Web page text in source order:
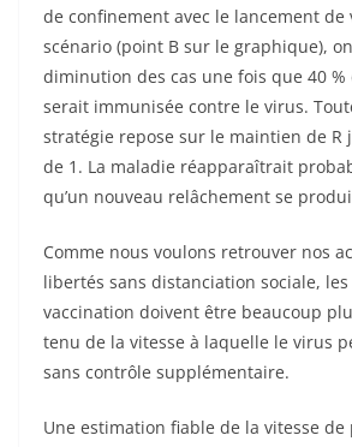
de confinement avec le lancement de
scénario (point B sur le graphique),
diminution des cas une fois que 40
serait immunisée contre le virus.
stratégie repose sur le maintien de R
de 1. La maladie réapparaîtrait
qu’un nouveau relâchement se
Comme nous voulons retrouver nos
libertés sans distanciation sociale,
vaccination doivent être beaucoup
tenu de la vitesse à laquelle le virus
sans contrôle supplémentaire.
Une estimation fiable de la vitesse